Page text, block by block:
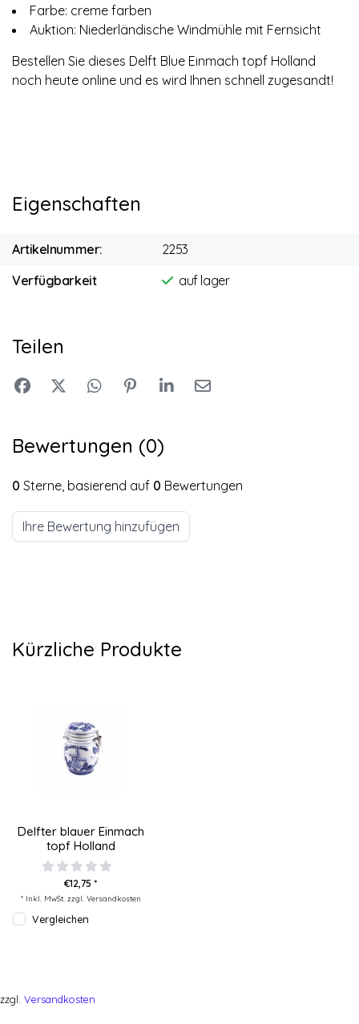
Farbe: creme farben
Auktion: Niederländische Windmühle mit Fernsicht
Bestellen Sie dieses Delft Blue Einmach topf Holland
noch heute online und es wird Ihnen schnell zugesandt!
Eigenschaften
Artikelnummer:
2253
Verfügbarkeit
auf lager
Teilen
Bewertungen (0)
0 Sterne, basierend auf 0 Bewertungen
Ihre Bewertung hinzufügen
Kürzliche Produkte
Delfter blauer Einmach
topf Holland
€12,75 *
* Inkl. MwSt. zzgl. Versandkosten
Vergleichen
zzgl. Versandkosten